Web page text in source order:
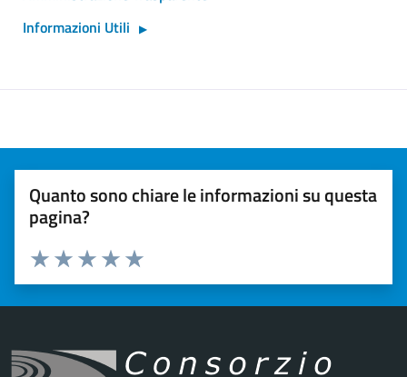
Informazioni Utili
Quanto sono chiare le informazioni su questa
pagina?
Valuta 5 stelle su 5
Valuta 4 stelle su 5
Valuta 3 stelle su 5
Valuta 2 stelle su 5
Valuta 1 stelle su 5